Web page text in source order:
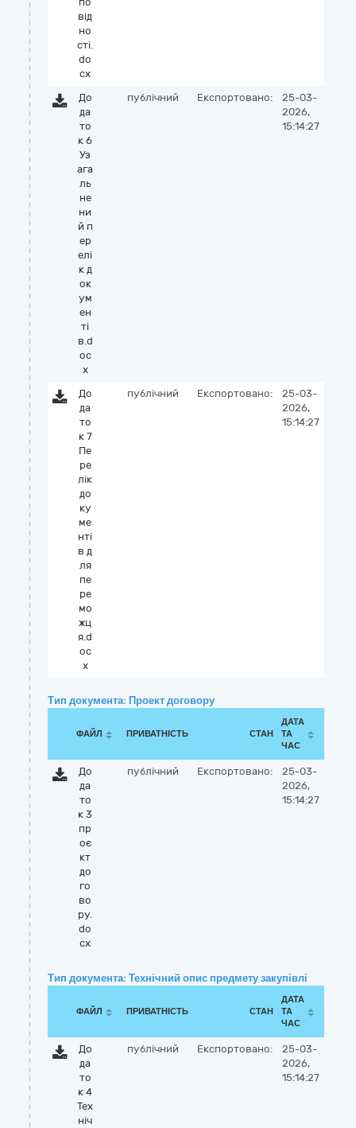
від
но
сті.
do
cx
До
да
то
к 6
Уз
ага
ль
не
ни
й п
ер
елі
к д
ок
ум
ен
ті
в.d
oc
x
публічний Експортовано:
25-03-
2026,
15:14:27
До
да
то
к 7
Пе
ре
лік
до
ку
ме
нті
в д
ля
пе
ре
мо
жц
я.d
oc
x
публічний Експортовано:
25-03-
2026,
15:14:27
Тип документа: Проект договору
ФАЙЛ ПРИВАТНІСТЬ СТАН
ДАТА
ТА
ЧАС
До
да
то
к 3
пр
оє
кт
до
го
во
ру.
do
cx
публічний Експортовано:
25-03-
2026,
15:14:27
Тип документа: Технічний опис предмету закупівлі
ФАЙЛ ПРИВАТНІСТЬ СТАН
ДАТА
ТА
ЧАС
До
да
то
к 4
Тех
ніч
публічний Експортовано:
25-03-
2026,
15:14:27